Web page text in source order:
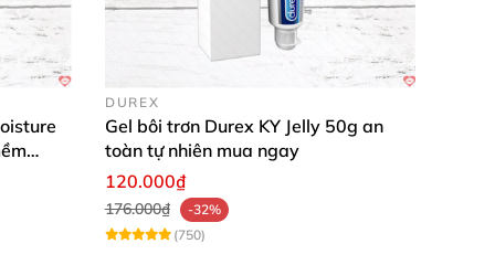
trải nghiệm thân mật đỉnh cao. Với thông số
DUREX
Gel bôi trơn Durex KY Jelly 50g an
toàn tự nhiên mua ngay
120.000₫
176.000₫
-32%
(750)